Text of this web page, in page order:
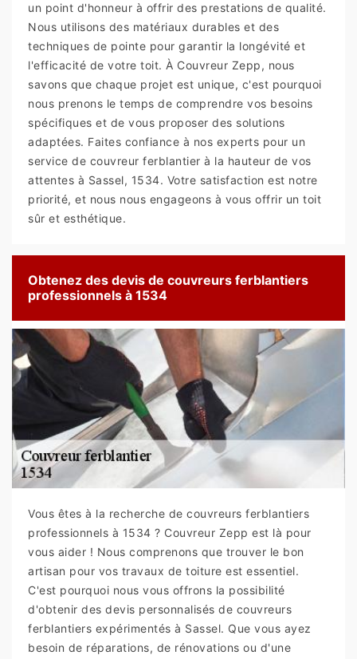
un point d'honneur à offrir des prestations de qualité.
Nous utilisons des matériaux durables et des
techniques de pointe pour garantir la longévité et
l'efficacité de votre toit. À Couvreur Zepp, nous
savons que chaque projet est unique, c'est pourquoi
nous prenons le temps de comprendre vos besoins
spécifiques et de vous proposer des solutions
adaptées. Faites confiance à nos experts pour un
service de couvreur ferblantier à la hauteur de vos
attentes à Sassel, 1534. Votre satisfaction est notre
priorité, et nous nous engageons à vous offrir un toit
sûr et esthétique.
Obtenez des devis de couvreurs ferblantiers
professionnels à 1534
Vous êtes à la recherche de couvreurs ferblantiers
professionnels à 1534 ? Couvreur Zepp est là pour
vous aider ! Nous comprenons que trouver le bon
artisan pour vos travaux de toiture est essentiel.
C'est pourquoi nous vous offrons la possibilité
d'obtenir des devis personnalisés de couvreurs
ferblantiers expérimentés à Sassel. Que vous ayez
besoin de réparations, de rénovations ou d'une